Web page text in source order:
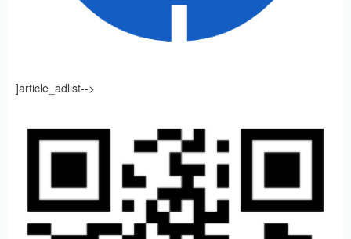
]article_adlist-->